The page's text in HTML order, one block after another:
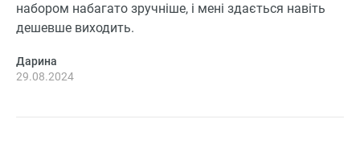
набором набагато зручніше, і мені здається навіть
дешевше виходить.
Дарина
29.08.2024